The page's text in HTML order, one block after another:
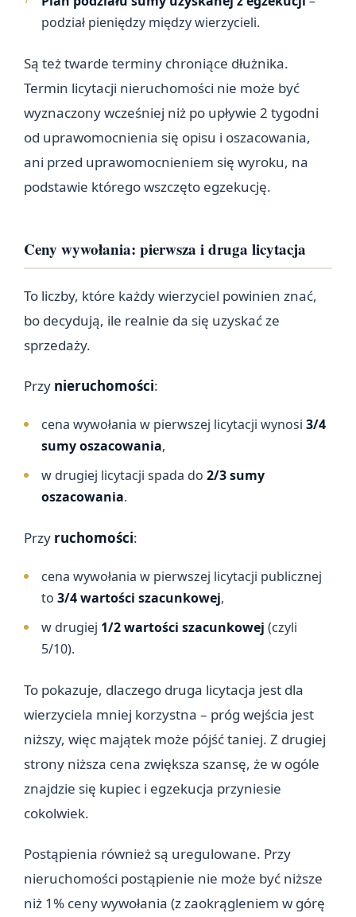
podział pieniędzy między wierzycieli.
Są też twarde terminy chroniące dłużnika.
Termin licytacji nieruchomości nie może być
wyznaczony wcześniej niż po upływie 2 tygodni
od uprawomocnienia się opisu i oszacowania,
ani przed uprawomocnieniem się wyroku, na
podstawie którego wszczęto egzekucję.
Ceny wywołania: pierwsza i druga licytacja
To liczby, które każdy wierzyciel powinien znać,
bo decydują, ile realnie da się uzyskać ze
sprzedaży.
Przy nieruchomości:
cena wywołania w pierwszej licytacji wynosi 3/4
sumy oszacowania,
w drugiej licytacji spada do 2/3 sumy
oszacowania.
Przy ruchomości:
cena wywołania w pierwszej licytacji publicznej
to 3/4 wartości szacunkowej,
w drugiej 1/2 wartości szacunkowej (czyli
5/10).
To pokazuje, dlaczego druga licytacja jest dla
wierzyciela mniej korzystna – próg wejścia jest
niższy, więc majątek może pójść taniej. Z drugiej
strony niższa cena zwiększa szansę, że w ogóle
znajdzie się kupiec i egzekucja przyniesie
cokolwiek.
Postąpienia również są uregulowane. Przy
nieruchomości postąpienie nie może być niższe
niż 1% ceny wywołania (z zaokrągleniem w górę